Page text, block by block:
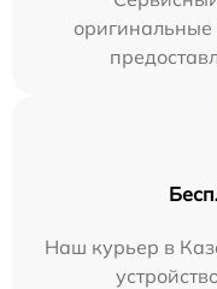
оригинальные
Наш курьер в